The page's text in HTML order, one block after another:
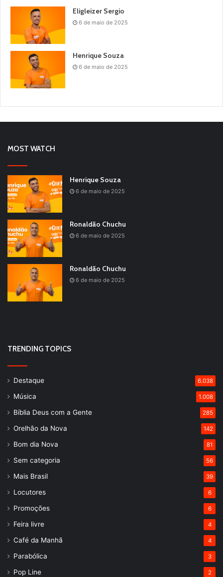
Eligleizer Sergio
6 de maio de 2025
Henrique Souza
6 de maio de 2025
MOST WATCH
Henrique Souza
6 de maio de 2025
Ronaldão Chuchu
6 de maio de 2025
Ronaldão Chuchu
6 de maio de 2025
TRENDING TOPICS
Destaque 6.038
Música 1.008
Bíblia Deus com a Gente 285
Orelhão da Nova 142
Bom dia Nova 81
Sem categoria 56
Mais Brasil 39
Locutores 6
Promoções 6
Feira livre 4
Café da Manhã 4
Parabólica 3
Pop Line 2